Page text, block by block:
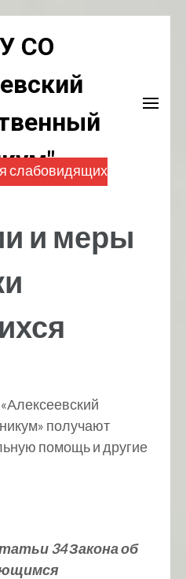
СО
и меры
получают
помощь и другие
34 Закона об
слабовидящих